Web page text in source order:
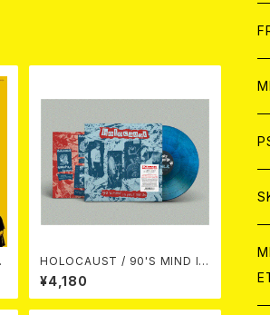
HOLOCAUST / 90'S MIND IN
YOUR MINDS (※LTD.150 SWI
RL BLUE VINYL)
¥4,180